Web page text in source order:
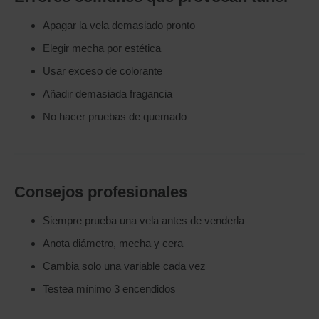
Apagar la vela demasiado pronto
Elegir mecha por estética
Usar exceso de colorante
Añadir demasiada fragancia
No hacer pruebas de quemado
Consejos profesionales
Siempre prueba una vela antes de venderla
Anota diámetro, mecha y cera
Cambia solo una variable cada vez
Testea mínimo 3 encendidos